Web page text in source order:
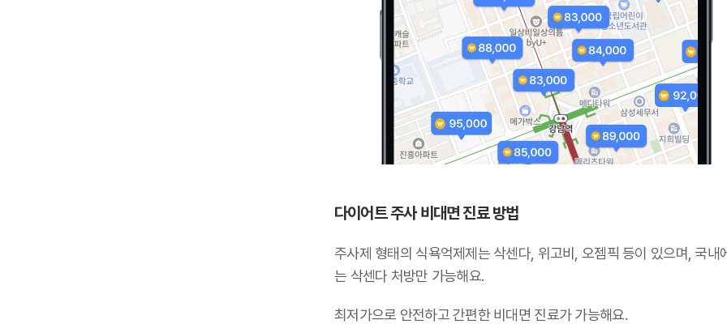
다이어트 주사 비대면 진료 방법
주사제 형태의 식욕억제제는 삭센다, 위고비, 오젬픽 등이 있으며,국내
는 삭센다 처방만 가능해요.
최저가으로 안전하고 간편한 비대면 진료가 가능해요.